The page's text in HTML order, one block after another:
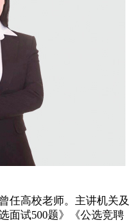
任高校老师。主讲机关及
面试500题》《公选竞聘